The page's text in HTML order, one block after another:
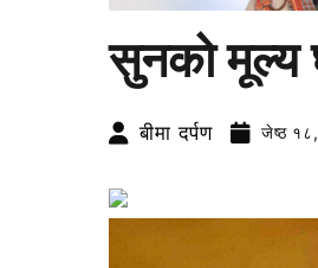
सुनको मूल्य
बीमा दर्पण जेष्ठ